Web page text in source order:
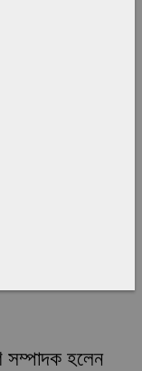
সম্পাদক হলেন